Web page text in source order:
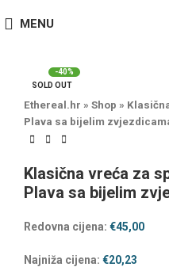
MENU
-40%
SOLD OUT
Ethereal.hr » Shop »
Plava sa bijelim
Klasična vreća za
Plava sa bijelim
Redovna cijena: €45,00
Najniža cijena: €20,23